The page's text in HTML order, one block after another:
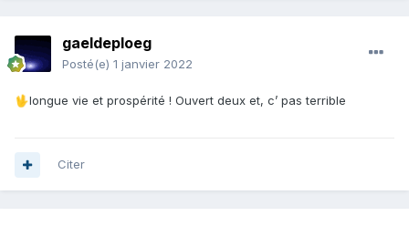
gaeldeploeg
Posté(e) 1 janvier 2022
🖖longue vie et prospérité ! Ouvert deux et, c’ pas terrible
Citer